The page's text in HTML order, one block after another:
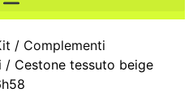
/ Complementi
/ Cestone tessuto beige